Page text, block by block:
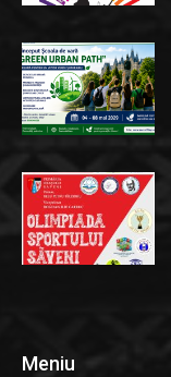
Meniu